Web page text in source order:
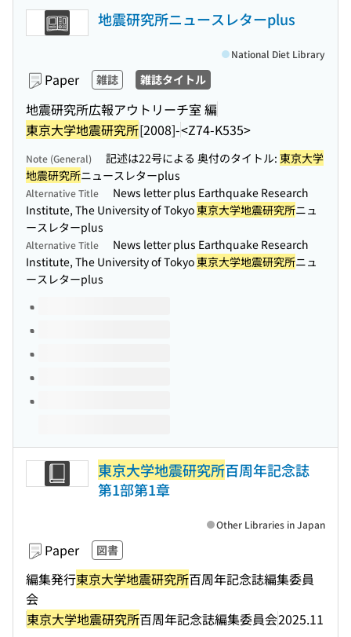
地震研究所ニュースレターplus
Paper 雑誌 雑誌タイトル
地震研究所広報アウトリーチ室 編
東京大学地震研究所[2008]-<Z74-K535>
National Diet Library
Note (General) 記述は22号による 奥付のタイトル: 東京大学
地震研究所ニュースレターplus
Alternative Title
News letter plus Earthquake Research
Institute, The University of Tokyo 東京大学地震研究所ニュ
ースレターplus
Alternative Title
News letter plus Earthquake Research
Institute, The University of Tokyo 東京大学地震研究所ニュ
ースレターplus
Volumes of this title
東京大学地震研究所百周年記念誌
第1部第1章
Paper 図書
編集発行東京大学地震研究所百周年記念誌編集委員
会
東京大学地震研究所百周年記念誌編集委員会2025.11
Other Libraries in Japan